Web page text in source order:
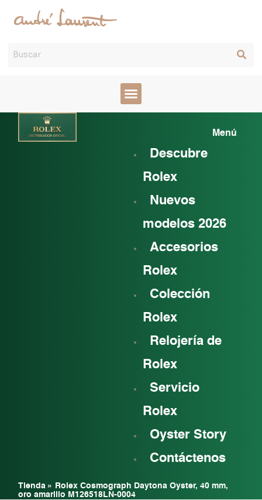
Menú
Descubre
Rolex
Nuevos
modelos 2026
Accesorios
Rolex
Colección
Rolex
Relojería de
Rolex
Servicio
Rolex
Oyster Story
Contáctenos
Tienda »
Rolex Cosmograph Daytona Oyster, 40 mm,
oro amarillo M126518LN-0004